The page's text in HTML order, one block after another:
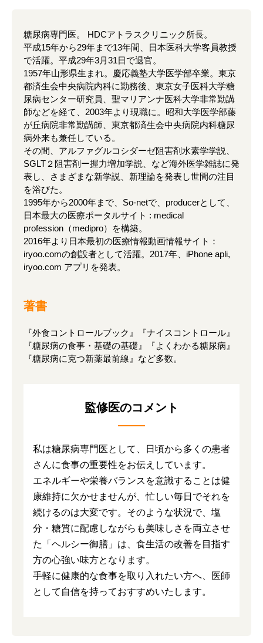
糖尿病専門医。 HDCアトラスクリニック所長。
平成15年から29年まで13年間、日本医科大学客員教授
で活躍。平成29年3月31日で退官。
1957年山形県生まれ。慶応義塾大学医学部卒業。東京
都済生会中央病院内科に勤務後、東京女子医科大学糖
尿病センター研究員、聖マリアンナ医科大学非常勤講
師などを経て、2003年より現職に。昭和大学医学部藤
が丘病院非常勤講師、東京都済生会中央病院内科糖尿
病外来も兼任している。
その間、アルファグルコシダーゼ阻害剤水素学学説、
SGLT２阻害剤ー握力増加学説、など海外医学雑誌に発
表し、さまざまな新学説、新理論を発表し世間の注目
を浴びた。
1995年から2000年まで、So-netで、producerとして、
日本最大の医療ポータルサイト : medical
profession（medipro）を構築。
2016年より日本最初の医療情報動画情報サイト：
iryoo.comの創設者として活躍。2017年、iPhone apli,
iryoo.com アプリを発表。
著書
『外食コントロールブック』『ナイスコントロール』
『糖尿病の食事・基礎の基礎』『よくわかる糖尿病』
『糖尿病に克つ新薬最前線』など多数。
監修医のコメント
私は糖尿病専門医として、日頃から多くの患者
さんに食事の重要性をお伝えしています。
エネルギーや栄養バランスを意識することは健
康維持に欠かせませんが、忙しい毎日でそれを
続けるのは大変です。そのような状況で、塩
分・糖質に配慮しながらも美味しさを両立させ
た「ヘルシー御膳」は、食生活の改善を目指す
方の心強い味方となります。
手軽に健康的な食事を取り入れたい方へ、医師
として自信を持っておすすめいたします。